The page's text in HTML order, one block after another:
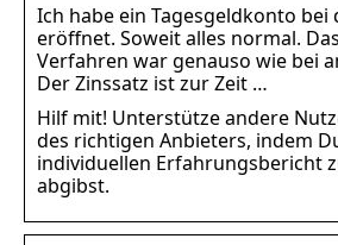
Ich habe ein Tagesgeldkonto bei
eröffnet. Soweit alles normal.
Verfahren war genauso wie bei
Der Zinssatz ist zur Zeit …
Hilf mit! Unterstütze andere
des richtigen Anbieters, indem
individuellen Erfahrungsbericht
abgibst.